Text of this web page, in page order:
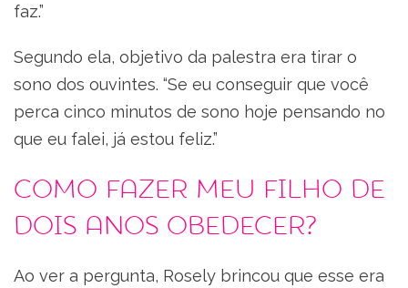
faz.”
Segundo ela, objetivo da palestra era tirar o
sono dos ouvintes. “Se eu conseguir que você
perca cinco minutos de sono hoje pensando no
que eu falei, já estou feliz.”
Como fazer meu filho de
dois anos obedecer?
Ao ver a pergunta, Rosely brincou que esse era